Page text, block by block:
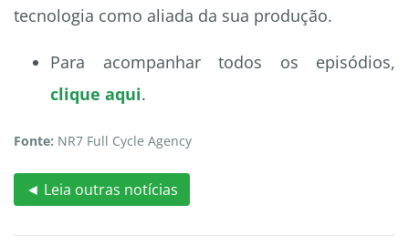
tecnologia como aliada da sua produção.
Para acompanhar todos os episódios,
clique aqui.
Fonte: NR7 Full Cycle Agency
◄ Leia outras notícias